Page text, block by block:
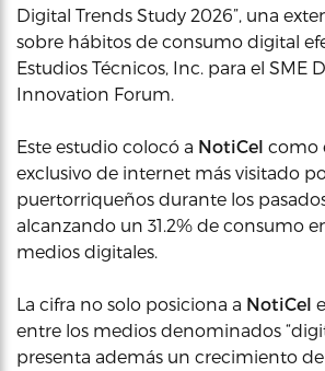
Digital Trends Study 2026”, una
sobre hábitos de consumo digital
Estudios Técnicos, Inc. para el SME
Innovation Forum.
Este estudio colocó a NotiCel como
exclusivo de internet más visitado
puertorriqueños durante los
alcanzando un 31.2% de consumo
medios digitales.
La cifra no solo posiciona a NotiCel
entre los medios denominados
presenta además un crecimiento